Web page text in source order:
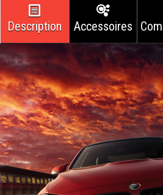
Description Accessoires